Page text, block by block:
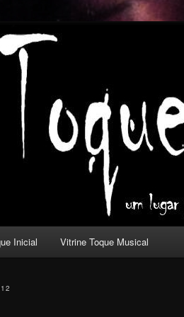
com outros olhos.
Inicial Vitrine Toque Musical